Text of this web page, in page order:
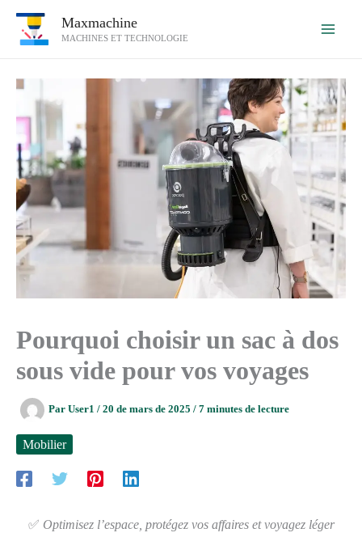
Maxmachine
MACHINES ET TECHNOLOGIE
Pourquoi choisir un sac à dos
sous vide pour vos voyages
Par User1 / 20 de mars de 2025 / 7 minutes de lecture
Mobilier
✅ Optimisez l’espace, protégez vos affaires et voyagez léger